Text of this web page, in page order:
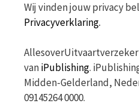
Wij vinden jouw privacy
Privacyverklaring.
vaniPublishing.
Midden-Gelderland,
09145264 0000.